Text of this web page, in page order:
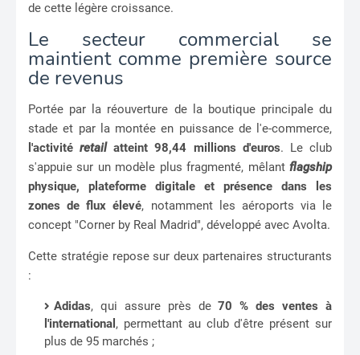
de cette légère croissance.
Le secteur commercial se
maintient comme première source
de revenus
Portée par la réouverture de la boutique principale du
stade et par la montée en puissance de l'e-commerce,
l'activitéretailatteint 98,44 millions d'euros. Le club
s'appuie sur un modèle plus fragmenté, mêlant flagship
physique, plateforme digitale et présence dans les
zones de flux élevé, notamment les aéroports via le
concept "Corner by Real Madrid", développé avec Avolta.
Cette stratégie repose sur deux partenaires structurants
:
Adidas, qui assure près de70 % des ventes à
l'international , permettant au club d'être présent sur
plus de 95 marchés ;